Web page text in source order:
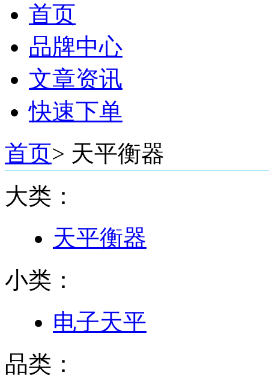
首页
品牌中心
文章资讯
快速下单
首页> 天平衡器
大类：
天平衡器
小类：
电子天平
品类：